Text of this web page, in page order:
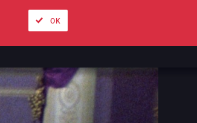
Unsere Angebote
OK